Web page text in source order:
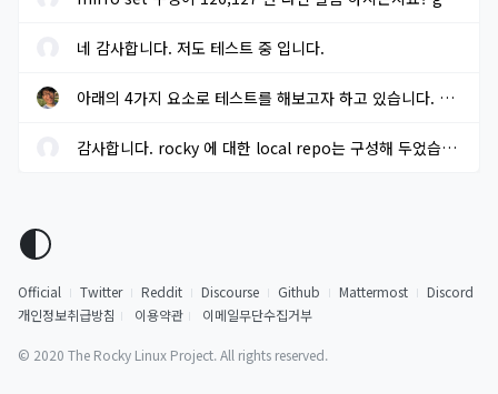
네 감사합니다. 저도 테스트 중 입니다.
아래의 4가지 요소로 테스트를 해보고자 하고 있습니다. 결과가 나오...
감사합니다. rocky 에 대한 local repo는 구성해 두었습니다.
Official Twitter Reddit Discourse Github Mattermost
Discord
개인정보취급방침
이용약관 이메일무단수집거부
© 2020 The Rocky Linux Project. All rights reserved.